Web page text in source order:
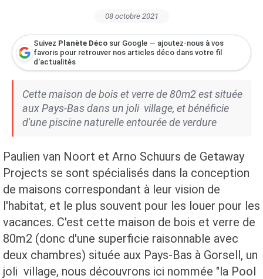
08 octobre 2021
Suivez Planète Déco sur Google — ajoutez-nous à vos
favoris pour retrouver nos articles déco dans votre fil
d'actualités
Cette maison de bois et verre de 80m2 est située
aux Pays-Bas dans un joli village, et bénéficie
d'une piscine naturelle entourée de verdure
Paulien van Noort et Arno Schuurs de Getaway
Projects se sont spécialisés dans la conception
de maisons correspondant à leur vision de
l'habitat, et le plus souvent pour les louer pour les
vacances. C'est cette maison de bois et verre de
80m2 (donc d'une superficie raisonnable avec
deux chambres) située aux Pays-Bas à Gorsell, un
joli village, nous découvrons ici nommée "la Pool